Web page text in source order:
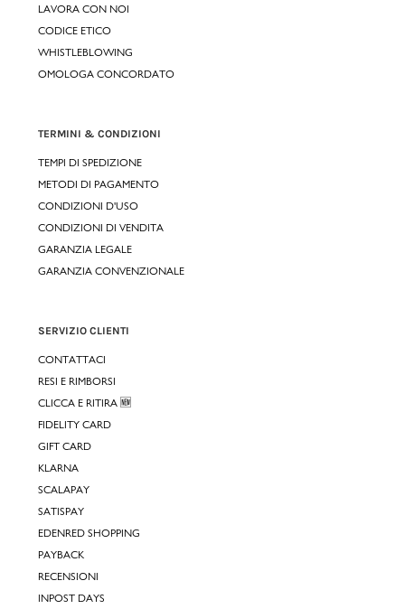
LAVORA CON NOI
CODICE ETICO
WHISTLEBLOWING
OMOLOGA CONCORDATO
TERMINI & CONDIZIONI
TEMPI DI SPEDIZIONE
METODI DI PAGAMENTO
CONDIZIONI D'USO
CONDIZIONI DI VENDITA
GARANZIA LEGALE
GARANZIA CONVENZIONALE
SERVIZIO CLIENTI
CONTATTACI
RESI E RIMBORSI
CLICCA E RITIRA 🆕
FIDELITY CARD
GIFT CARD
KLARNA
SCALAPAY
SATISPAY
EDENRED SHOPPING
PAYBACK
RECENSIONI
INPOST DAYS